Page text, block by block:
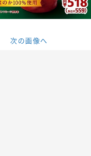
次の画像へ